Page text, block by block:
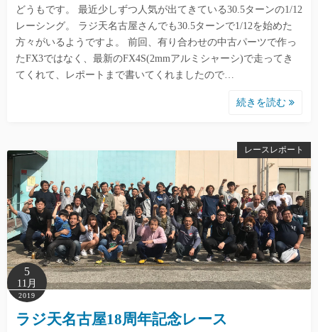
どうもです。 最近少しずつ人気が出てきている30.5ターンの1/12
レーシング。 ラジ天名古屋さんでも30.5ターンで1/12を始めた
方々がいるようですよ。 前回、有り合わせの中古パーツで作っ
たFX3ではなく、最新のFX4S(2mmアルミシャーシ)で走ってき
てくれて、レポートまで書いてくれましたので…
続きを読む
レースレポート
5
11月
2019
ラジ天名古屋18周年記念レース